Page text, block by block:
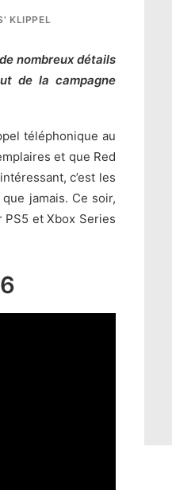
KLIPPEL
nombreux détails
de la campagne
téléphonique au
et que Red
c’est les
jamais. Ce soir,
PS5 et Xbox Series